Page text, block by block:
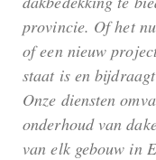
provincie. Of het
of een nieuw
staat is en
Onze diensten
onderhoud van
van elk gebouw in